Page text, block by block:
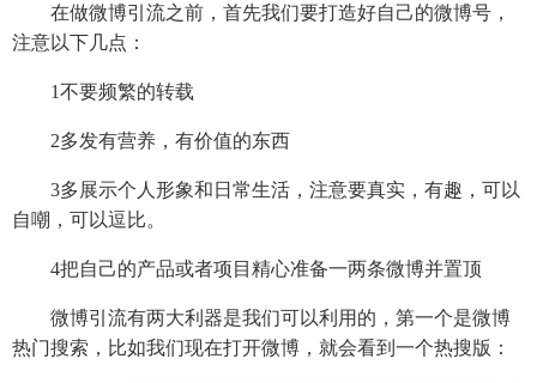
在做微博引流之前，首先我们要打造好自己的微博号，
注意以下几点：
1不要频繁的转载
2多发有营养，有价值的东西
3多展示个人形象和日常生活，注意要真实，有趣，可以
自嘲，可以逗比。
4把自己的产品或者项目精心准备一两条微博并置顶
微博引流有两大利器是我们可以利用的，第一个是微博
热门搜索，比如我们现在打开微博，就会看到一个热搜版：